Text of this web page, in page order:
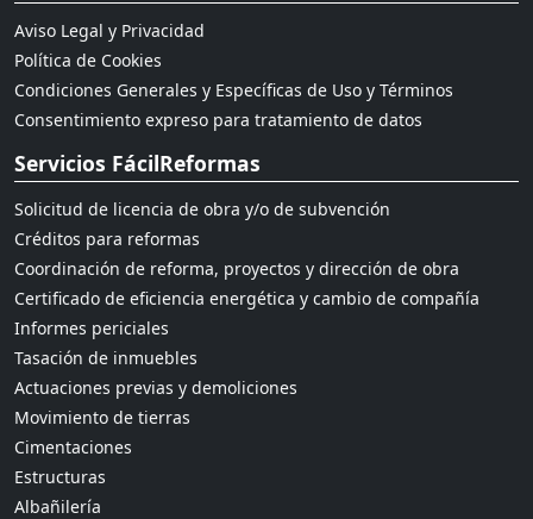
Aviso Legal y Privacidad
Política de Cookies
Condiciones Generales y Específicas de Uso y Términos
Consentimiento expreso para tratamiento de datos
Servicios FácilReformas
Solicitud de licencia de obra y/o de subvención
Créditos para reformas
Coordinación de reforma, proyectos y dirección de obra
Certificado de eficiencia energética y cambio de compañía
Informes periciales
Tasación de inmuebles
Actuaciones previas y demoliciones
Movimiento de tierras
Cimentaciones
Estructuras
Albañilería